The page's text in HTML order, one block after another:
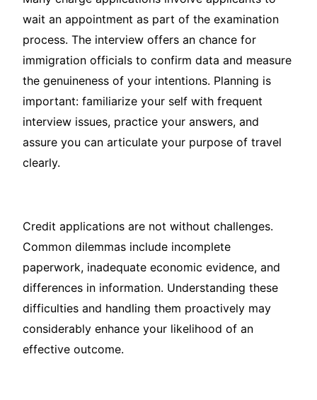
wait an appointment as part of the examination
process. The interview offers an chance for
immigration officials to confirm data and measure
the genuineness of your intentions. Planning is
important: familiarize your self with frequent
interview issues, practice your answers, and
assure you can articulate your purpose of travel
clearly.
Credit applications are not without challenges.
Common dilemmas include incomplete
paperwork, inadequate economic evidence, and
differences in information. Understanding these
difficulties and handling them proactively may
considerably enhance your likelihood of an
effective outcome.